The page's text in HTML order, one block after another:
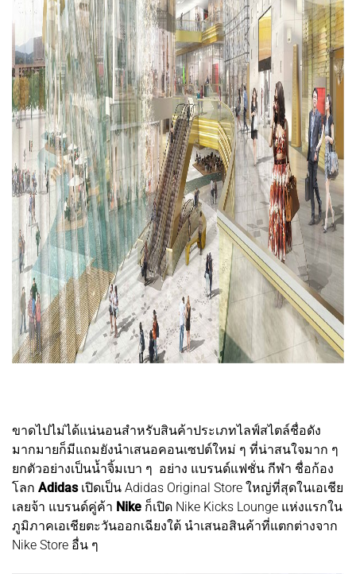
ขาดไปไม่ได้แน่นอนสำหรับสินค้าประเภทไลฟ์สไตล์ชื่อดัง
มากมายก็มีแถมยังนำเสนอคอนเซปต์ใหม่ ๆ ที่น่าสนใจมาก ๆ
ยกตัวอย่างเป็นน้ำจิ้มเบา ๆ อย่าง แบรนด์แฟชั่น กีฬา ชื่อก้อง
โลก Adidasเปิดเป็น Adidas Original Store ใหญ่ที่สุดในเอเชีย
เลยจ้า แบรนด์คู่ค้า Nike ก็เปิด Nike Kicks Lounge แห่งแรกใน
ภูมิภาคเอเชียตะวันออกเฉียงใต้ นำเสนอสินค้าที่แตกต่างจาก
Nike Store อื่น ๆ